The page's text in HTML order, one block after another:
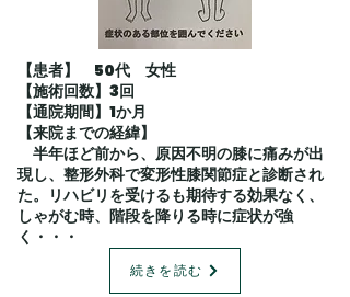
【患者】 50代 女性
【施術回数】3回
【通院期間】1か月
​【来院までの経緯】
半年ほど前から、原因不明の膝に痛みが出
現し、 整形外科で変形性膝関節症と診断され
た。 リハビリを受けるも期待する効果なく、
しゃがむ時、階段を降りる時に症状が強
く・・・
続きを読む